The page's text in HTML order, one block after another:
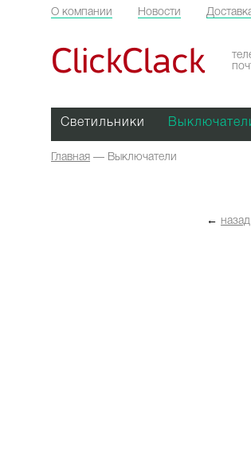
О компании Новости
ClickClack
Светильники
Главная — Выключатели
← назад